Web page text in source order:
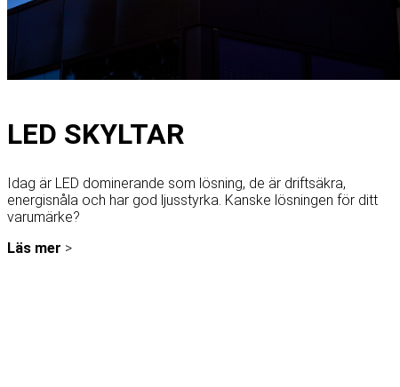
LED SKYLTAR
Idag är LED dominerande som lösning, de är driftsäkra,
energisnåla och har god ljusstyrka. Kanske lösningen för ditt
varumärke?
Läs mer >